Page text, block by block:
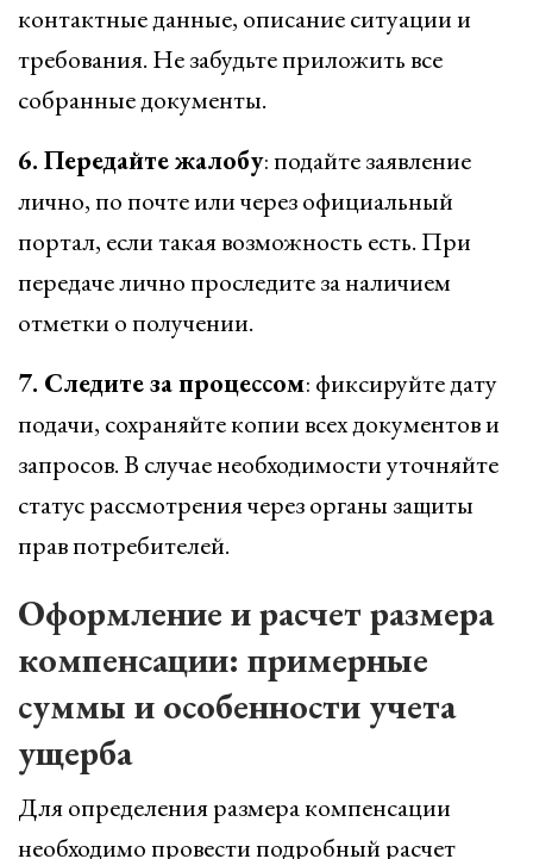
контактные данные, описание ситуации и
требования. Не забудьте приложить все
собранные документы.
6. Передайте жалобу: подайте заявление
лично, по почте или через официальный
портал, если такая возможность есть. При
передаче лично проследите за наличием
отметки о получении.
7. Следите за процессом: фиксируйте дату
подачи, сохраняйте копии всех документов и
запросов. В случае необходимости уточняйте
статус рассмотрения через органы защиты
прав потребителей.
Оформление и расчет размера
компенсации: примерные
суммы и особенности учета
ущерба
Для определения размера компенсации
необходимо провести подробный расчет